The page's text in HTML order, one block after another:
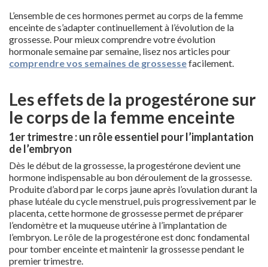
L’ensemble de ces hormones permet au corps de la femme
enceinte de s’adapter continuellement à l’évolution de la
grossesse. Pour mieux comprendre votre évolution
hormonale semaine par semaine, lisez nos articles pour
comprendre vos semaines de grossessefacilement.
Les effets de la progestérone sur
le corps de la femme enceinte
1er trimestre : un rôle essentiel pour l’implantation
de l’embryon
Dès le début de la grossesse, la progestérone devient une
hormone indispensable au bon déroulement de la grossesse.
Produite d’abord par le corps jaune après l’ovulation durant la
phase lutéale du cycle menstruel, puis progressivement par le
placenta, cette hormone de grossesse permet de préparer
l’endomètre et la muqueuse utérine à l’implantation de
l’embryon. Le rôle de la progestérone est donc fondamental
pour tomber enceinte et maintenir la grossesse pendant le
premier trimestre.